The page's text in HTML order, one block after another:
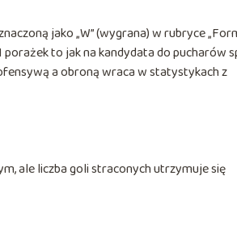
jako „W” (wygrana) w rubryce
to jak na kandydata do pucharów
a obroną wraca w statystykach z
ale liczba goli straconych utrzymuje się